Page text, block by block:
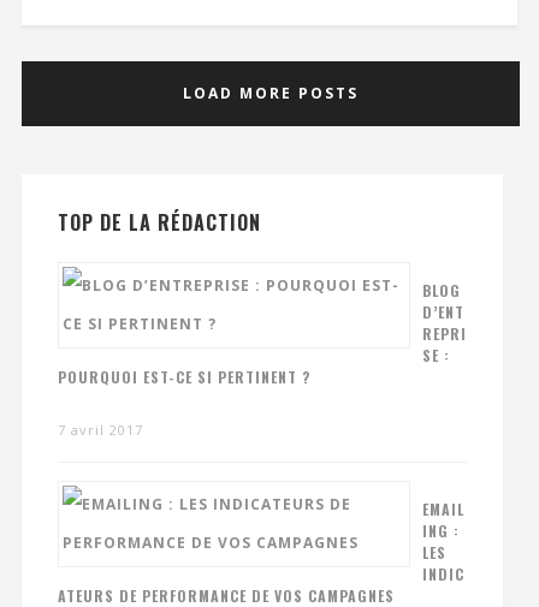
LOAD MORE POSTS
TOP DE LA RÉDACTION
BLOG
D’ENT
REPRI
SE :
POURQUOI EST-CE SI PERTINENT ?
7 avril 2017
EMAIL
ING :
LES
INDIC
ATEURS DE PERFORMANCE DE VOS CAMPAGNES